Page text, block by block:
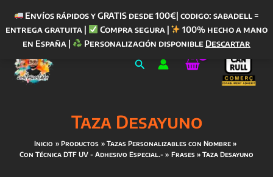
Envíos rápidos y GRATIS desde 100€| codigo: sabadell =
entrega gratuita |
Compra segura |
100% hecho a mano
en España |
Personalización disponible Descartar
contenido
Buscar
Taza Desayuno
Inicio Productos
Tazas Personalizables con Nombre
Con Técnica DTF UV - Adhesivo Especial.-
Frases Taza Desayuno